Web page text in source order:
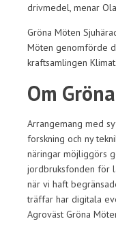
drivmedel, menar
Gröna Möten
Möten genomförde
kraftsamlingen
Om
Arrangemang med
forskning och ny
näringar möjliggörs
jordbruksfonden för
när vi haft
träffar har digitala
Agroväst Gröna